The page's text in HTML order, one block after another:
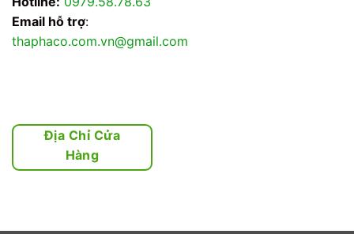
Email hỗ trợ:
thaphaco.com.vn@gmail.com
Địa Chỉ Cửa
Hàng